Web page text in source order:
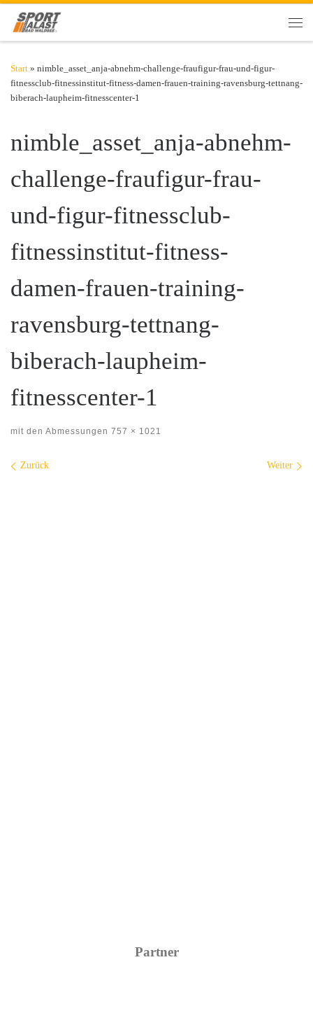
Zum Inhalt springen
Start » nimble_asset_anja-abnehm-challenge-fraufigur-frau-und-figur-
fitnessclub-fitnessinstitut-fitness-damen-frauen-training-ravensburg-tettnang-
biberach-laupheim-fitnesscenter-1
nimble_asset_anja-abnehm-
challenge-fraufigur-frau-
und-figur-fitnessclub-
fitnessinstitut-fitness-
damen-frauen-training-
ravensburg-tettnang-
biberach-laupheim-
fitnesscenter-1
mit den Abmessungen 757 × 1021
Bilder Navigation
Zurück Weiter
Partner